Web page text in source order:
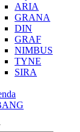
ARIA
GRANA
DIN
GRAF
NIMBUS
TYNE
SIRA